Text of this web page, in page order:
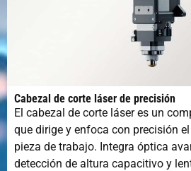
Cabezal de corte láser de precisión
El cabezal de corte láser es un
que dirige y enfoca con precisión
pieza de trabajo. Integra óptica
detección de altura capacitivo y